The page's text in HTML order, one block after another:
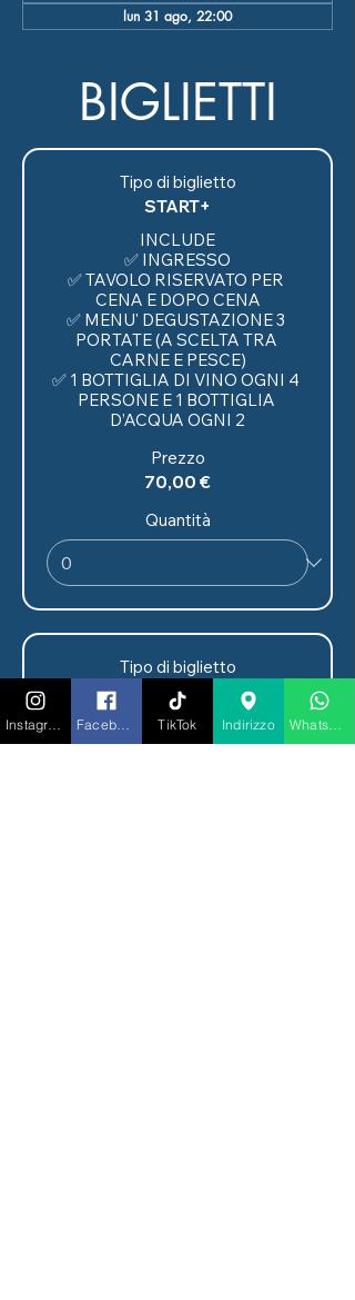
lun 31 ago, 22:00
BIGLIETTI
Tipo di biglietto
START+
INCLUDE
✅ INGRESSO
✅ TAVOLO RISERVATO PER
CENA E DOPO CENA
✅ MENU' DEGUSTAZIONE 3
PORTATE (A SCELTA TRA
CARNE E PESCE)
✅ 1 BOTTIGLIA DI VINO OGNI 4
PERSONE E 1 BOTTIGLIA
D’ACQUA OGNI 2
Prezzo
70,00 €
Quantità
Tipo di biglietto
START+BELLAVISTA
INCLUDE
✅ INGRESSO
TikTok Indirizzo